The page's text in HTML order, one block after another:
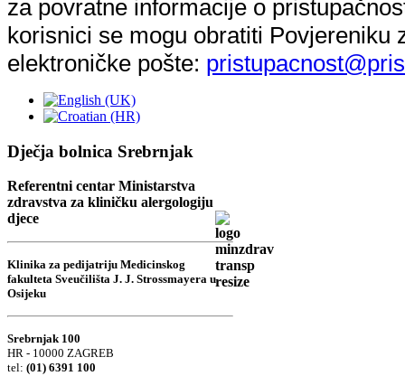
za povratne informacije o
korisnici se mogu obratiti Povjereniku
elektroničke pošte:
Dječja bolnica Srebrnjak
Referentni centar Ministarstva
zdravstva za kliničku alergologiju
djece
Klinika za pedijatriju Medicinskog
fakulteta Sveučilišta J. J. Strossmayera u
Osijeku
Srebrnjak 100
HR - 10000 ZAGREB
tel: (01) 6391 100